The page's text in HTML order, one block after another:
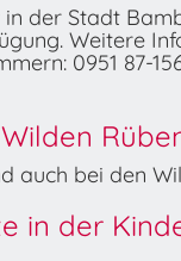
der Stadt
Weitere
0951 87-
auch bei den
in der